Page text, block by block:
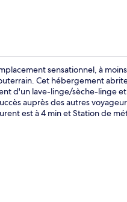
sensationnel, à
Cet hébergement
d'un lave-linge/sèche-linge
auprès des autres
est à 4 min et Station de